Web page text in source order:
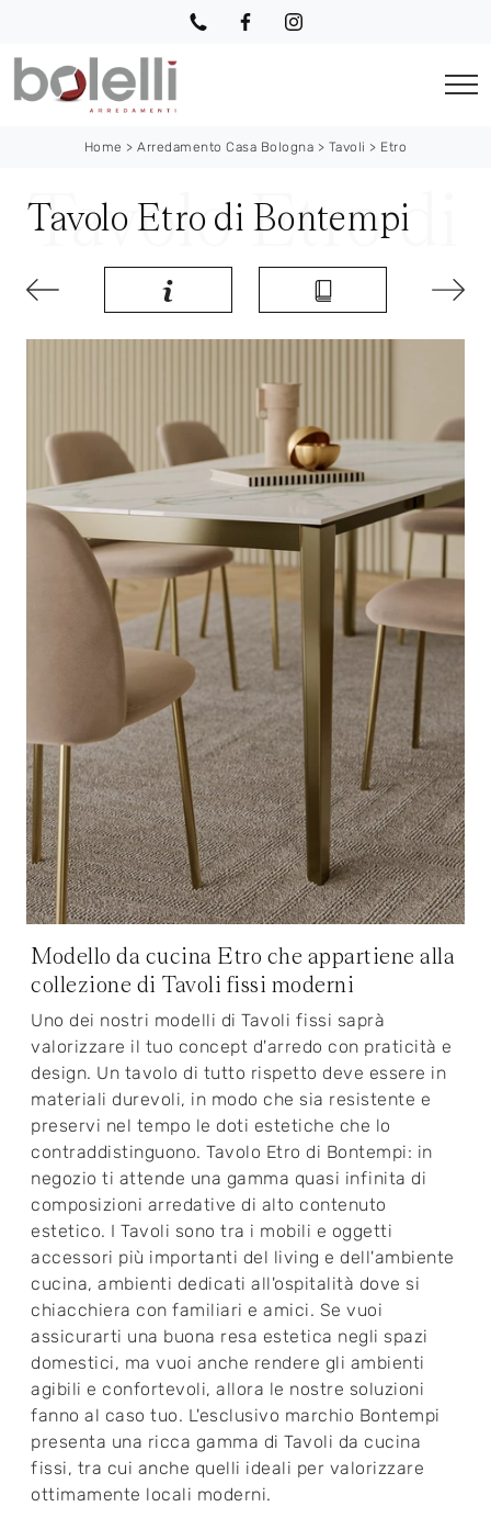
Home >Arredamento Casa Bologna > Tavoli > Etro
Tavolo Etro di Bontempi
Modello da cucina Etro che appartiene alla
collezione di Tavoli fissi moderni
Uno dei nostri modelli di Tavoli fissi saprà
valorizzare il tuo concept d'arredo con praticità e
design. Un tavolo di tutto rispetto deve essere in
materiali durevoli, in modo che sia resistente e
preservi nel tempo le doti estetiche che lo
contraddistinguono. Tavolo Etro di Bontempi: in
negozio ti attende una gamma quasi infinita di
composizioni arredative di alto contenuto
estetico. I Tavoli sono tra i mobili e oggetti
accessori più importanti del living e dell'ambiente
cucina, ambienti dedicati all'ospitalità dove si
chiacchiera con familiari e amici. Se vuoi
assicurarti una buona resa estetica negli spazi
domestici, ma vuoi anche rendere gli ambienti
agibili e confortevoli, allora le nostre soluzioni
fanno al caso tuo. L'esclusivo marchio Bontempi
presenta una ricca gamma di Tavoli da cucina
fissi, tra cui anche quelli ideali per valorizzare
ottimamente locali moderni.